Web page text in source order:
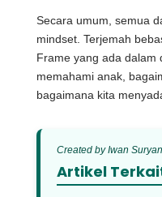
Secara umum, semua
mindset. Terjemah
Frame yang ada dalam
memahami anak,
bagaimana kita
Created by Iwan
Artikel